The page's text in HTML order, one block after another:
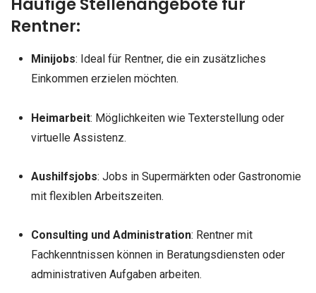
Rentner:
Minijobs: Ideal für Rentner, die ein zusätzliches
Einkommen erzielen möchten.
Heimarbeit: Möglichkeiten wie Texterstellung oder
virtuelle Assistenz.
Aushilfsjobs: Jobs in Supermärkten oder Gastronomie
mit flexiblen Arbeitszeiten.
Consulting und Administration: Rentner mit
Fachkenntnissen können in Beratungsdiensten oder
administrativen Aufgaben arbeiten.